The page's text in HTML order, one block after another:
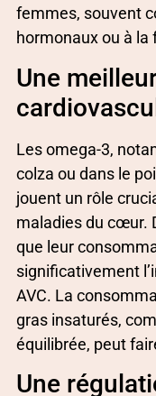
femmes, souvent
hormonaux ou à la
Une
Les omega-3,
colza ou dans le
jouent un rôle
maladies du cœur.
que leur
significativement
AVC. La
gras insaturés,
équilibrée, peut
Une